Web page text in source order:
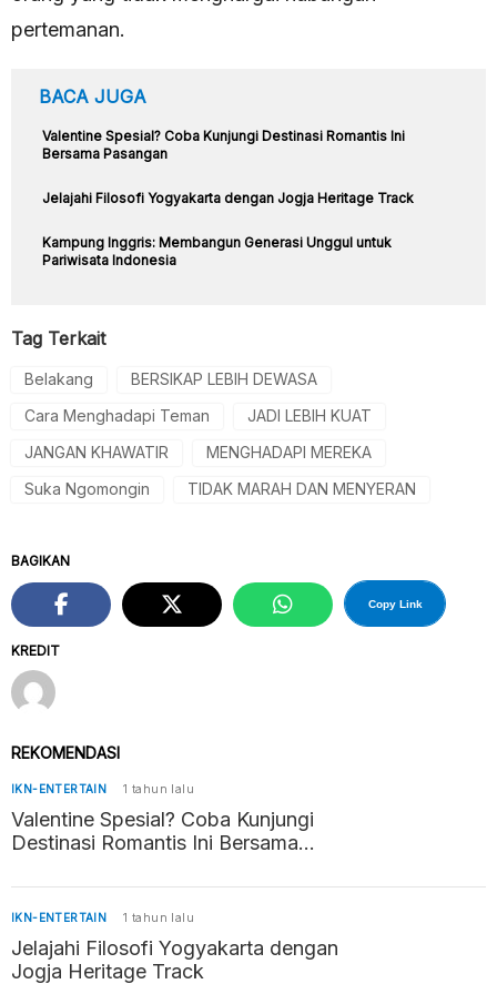
pertemanan.
BACA JUGA
Valentine Spesial? Coba Kunjungi Destinasi Romantis Ini
Bersama Pasangan
Jelajahi Filosofi Yogyakarta dengan Jogja Heritage Track
Kampung Inggris: Membangun Generasi Unggul untuk
Pariwisata Indonesia
Tag Terkait
Belakang
BERSIKAP LEBIH DEWASA
Cara Menghadapi Teman
JADI LEBIH KUAT
JANGAN KHAWATIR
MENGHADAPI MEREKA
Suka Ngomongin
TIDAK MARAH DAN MENYERAN
KREDIT
BAGIKAN
Copy Link
REKOMENDASI
IKN-ENTERTAIN 1 tahun lalu
Valentine Spesial? Coba Kunjungi
Destinasi Romantis Ini Bersama
IKN-ENTERTAIN 1 tahun lalu
Jelajahi Filosofi Yogyakarta dengan
Jogja Heritage Track